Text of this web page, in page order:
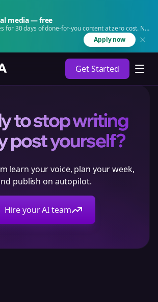
media — free
for 30 days of done-for-you content at zero cost. No
Apply now
Get Started
to stop writing
post yourself?
learn your voice, plan your week,
publish on autopilot.
Hire your AI team